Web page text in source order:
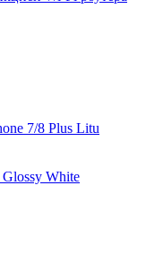
White